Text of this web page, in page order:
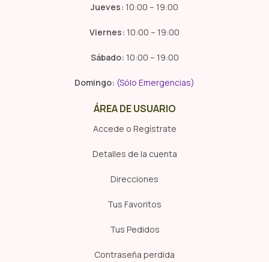
Jueves: 10:00 – 19:00
Viernes: 10:00 – 19:00
Sábado: 10:00 – 19:00
Domingo: (Sólo Emergencias)
ÁREA DE USUARIO
Accede o Regístrate
Detalles de la cuenta
Direcciones
Tus Favoritos
Tus Pedidos
Contraseña perdida